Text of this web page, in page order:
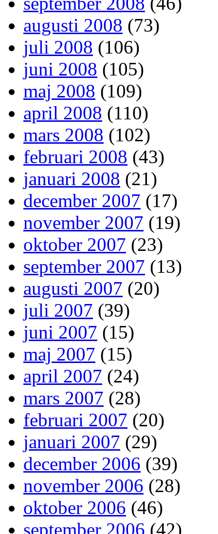
augusti 2008 (73)
juli 2008 (106)
juni 2008 (105)
maj 2008 (109)
april 2008 (110)
mars 2008 (102)
februari 2008 (43)
januari 2008 (21)
december 2007 (17)
november 2007 (19)
oktober 2007 (23)
september 2007 (13)
augusti 2007 (20)
juli 2007 (39)
juni 2007 (15)
maj 2007 (15)
april 2007 (24)
mars 2007 (28)
februari 2007 (20)
januari 2007 (29)
december 2006 (39)
november 2006 (28)
oktober 2006 (46)
september 2006 (42)